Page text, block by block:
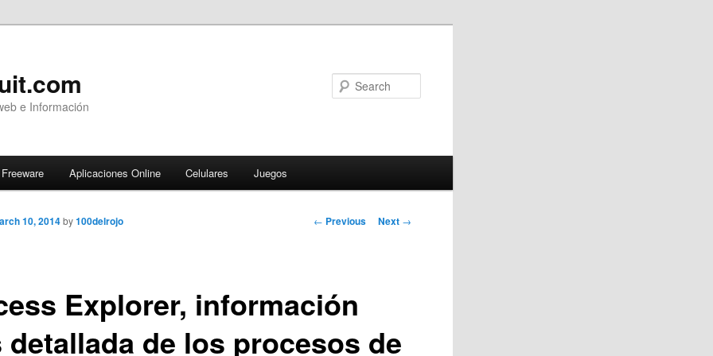
e Información
Freeware Aplicaciones Online Celulares Juegos
Post
← Previous Next →
Explorer, información
detallada de los procesos de
10, 2014 by100delrojo